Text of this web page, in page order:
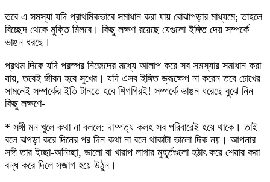
তবে এ সমস্যা যদি প্রাথমিকভাবে সমাধান করা যায় বোঝাপড়ার মাধ্যমে; তাহলে
বিচ্ছেদ থেকে মুক্তি মিলবে। কিছু লক্ষণ রয়েছে যেগুলো ইঙ্গিত দেয় সম্পর্কে
ভাঙন ধরছে।
প্রথম দিকে যদি পরস্পর নিজেদের মধ্যে আলাপ করে সব সমস্যার সমাধান করা
যায়, তবেই জীবন হবে সুখের। যদি এসব ইঙ্গিত ভ্রূক্ষেপ না করেন তবে চোখের
সামনেই সম্পর্কের ইতি টানতে হবে শিগগিরই! সম্পর্কে ভাঙন ধরেছে বুঝে নিন
কিছু লক্ষণে-
* সঙ্গী মন খুলে কথা না বললে: দাম্পত্য কলহ সব পরিবারেই হয়ে থাকে। তাই
বলে ঝগড়া করে দিনের পর দিন কথা না বলে থাকাটা ভালো দিক নয়। আপনার
সঙ্গী তার ইচ্ছা-অনিচ্ছা, ভালো বা খারাপ লাগার মুহূর্তগুলো হঠাৎ করে শেয়ার করা
বন্ধ করে দিলে সজাগ হয়ে উঠুন।